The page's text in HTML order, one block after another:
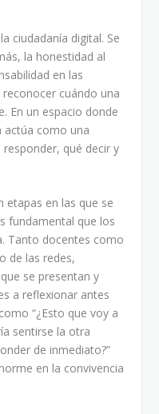
ciudadanía digital. Se
la honestidad al
en las
cuándo una
En un espacio donde
actúa como una
qué decir y
etapas en las que se
fundamental que los
Tanto docentes como
de las redes,
se presentan y
a reflexionar antes
“¿Esto que voy a
sentirse la otra
de inmediato?”
en la convivencia